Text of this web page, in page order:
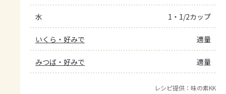
水 1・1/2カップ
いくら・好みで 適量
みつば・好みで 適量
レシピ提供：味の素KK